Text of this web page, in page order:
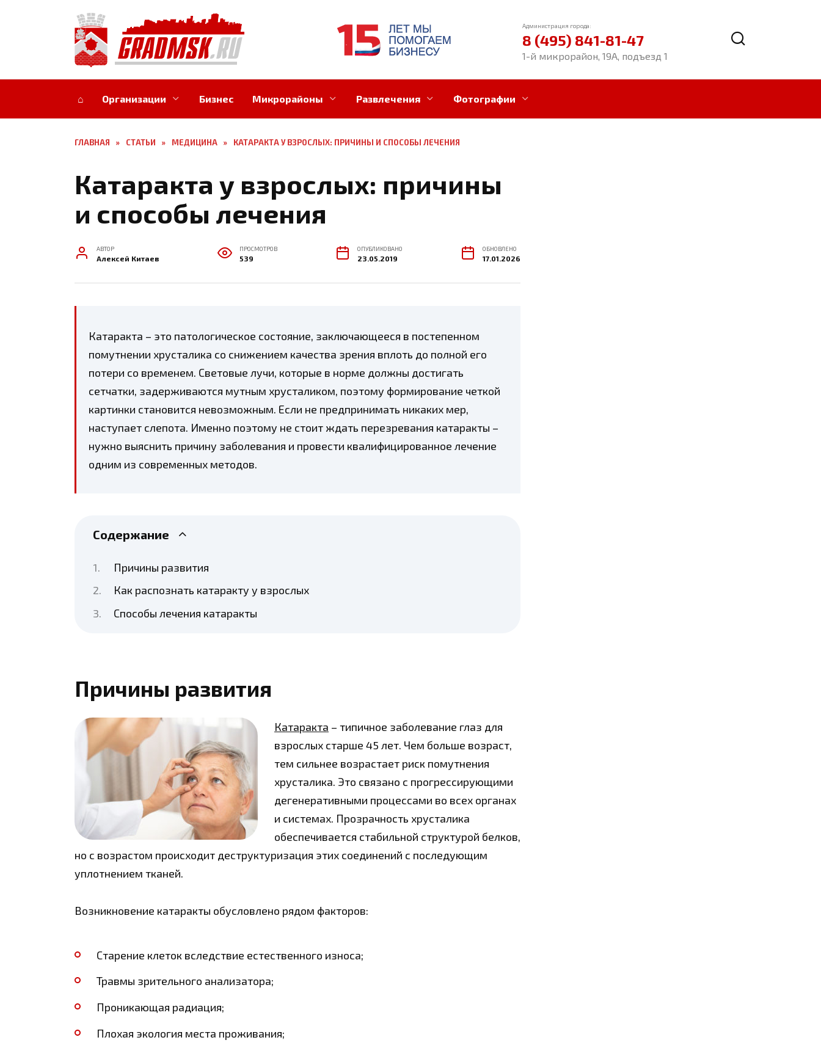
Администрация города:
8 (495) 841-81-47
1-й микрорайон, 19А, подъезд 1
⌂ Организации Бизнес Микрорайоны Развлечения Фотографии
ГЛАВНАЯ » СТАТЬИ » МЕДИЦИНА » КАТАРАКТА У ВЗРОСЛЫХ: ПРИЧИНЫ И СПОСОБЫ ЛЕЧЕНИЯ
Катаракта у взрослых: причины
и способы лечения
АВТОР
Алексей Китаев
ПРОСМОТРОВ
539
ОПУБЛИКОВАНО
23.05.2019
ОБНОВЛЕНО
17.01.2026
Катаракта – это патологическое состояние, заключающееся в постепенном
помутнении хрусталика со снижением качества зрения вплоть до полной его
потери со временем. Световые лучи, которые в норме должны достигать
сетчатки, задерживаются мутным хрусталиком, поэтому формирование четкой
картинки становится невозможным. Если не предпринимать никаких мер,
наступает слепота. Именно поэтому не стоит ждать перезревания катаракты –
нужно выяснить причину заболевания и провести квалифицированное лечение
одним из современных методов.
Содержание
Причины развития
Как распознать катаракту у взрослых
Способы лечения катаракты
Причины развития
Катаракта – типичное заболевание глаз для
взрослых старше 45 лет. Чем больше возраст,
тем сильнее возрастает риск помутнения
хрусталика. Это связано с прогрессирующими
дегенеративными процессами во всех органах
и системах. Прозрачность хрусталика
обеспечивается стабильной структурой белков,
но с возрастом происходит деструктуризация этих соединений с последующим
уплотнением тканей.
Возникновение катаракты обусловлено рядом факторов:
Старение клеток вследствие естественного износа;
Травмы зрительного анализатора;
Проникающая радиация;
Плохая экология места проживания;